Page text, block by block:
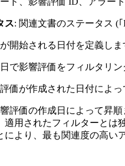
ス: 関連文書のステータス (｢
開始される日付を定義しま
で影響評価をフィルタリン
価が作成された日付によっ
評価の作成日によって昇順
適用されたフィルターとは
により、最も関連度の高い